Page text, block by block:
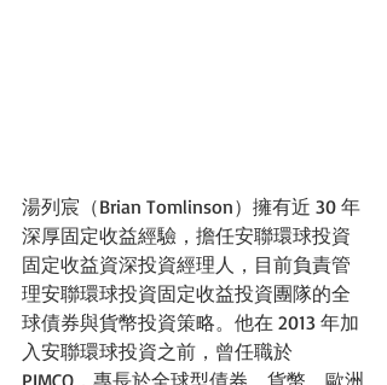
湯列宸（Brian Tomlinson）擁有近 30 年
深厚固定收益經驗，擔任安聯環球投資
固定收益資深投資經理人，目前負責管
理安聯環球投資固定收益投資團隊的全
球債券與貨幣投資策略。他在 2013 年加
入安聯環球投資之前，曾任職於
PIMCO，專長於全球型債券、貨幣、歐洲